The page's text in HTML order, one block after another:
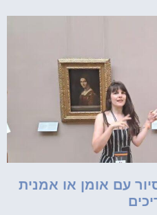
עם אומן או אמנית